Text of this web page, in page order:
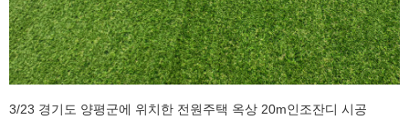
3/23 경기도 양평군에 위치한 전원주택 옥상 20m인조잔디 시공